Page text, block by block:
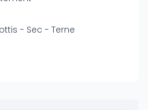
- Sec - Terne